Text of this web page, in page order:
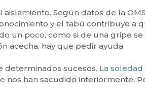
Según datos de la
y el tabú contribuye a
un poco, como si de una gripe se
acecha, hay que pedir ayuda.
determinados sucesos. La soledad
han sacudido interiormente.